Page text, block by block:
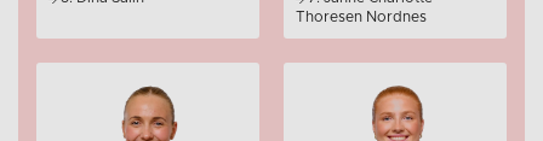
Thoresen Nordnes